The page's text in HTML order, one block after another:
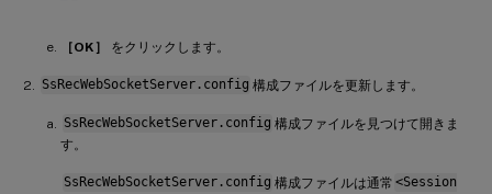
［OK］ をクリックします。
SsRecWebSocketServer.config 構成ファイルを更新します。
SsRecWebSocketServer.config 構成ファイルを見つけて開きま
す。
SsRecWebSocketServer.config 構成ファイルは通常 <Session